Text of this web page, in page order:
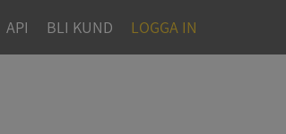
API BLI KUND LOGGA IN